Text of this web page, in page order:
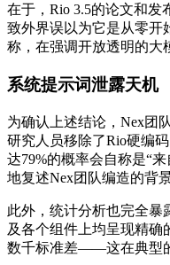
在于，Rio 3.5的论文和发
致外界误以为它是从零开
称，在强调开放透明的大
系统提示词泄露天机
为确认上述结论，Nex团
研究人员移除了Rio硬编
达79%的概率会自称是“
地复述Nex团队编造的背
此外，统计分析也完全暴
及各个组件上均呈现精确
数千标准差——这在典型